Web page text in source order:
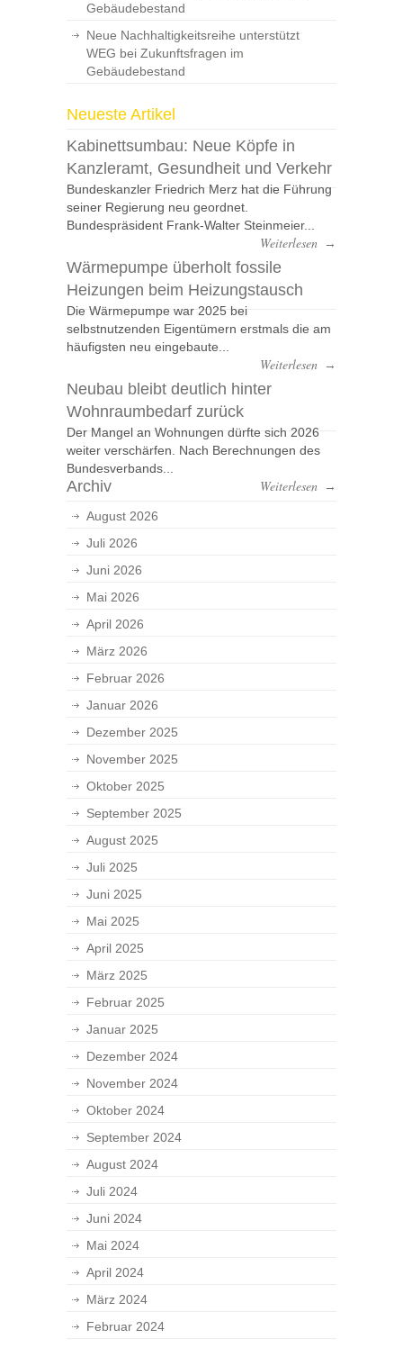
Gebäudebestand
Neue Nachhaltigkeitsreihe unterstützt
WEG bei Zukunftsfragen im
Gebäudebestand
Neueste Artikel
Kabinettsumbau: Neue Köpfe in
Kanzleramt, Gesundheit und Verkehr
Bundeskanzler Friedrich Merz hat die Führung
seiner Regierung neu geordnet.
Bundespräsident Frank-Walter Steinmeier...
Weiterlesen →
Wärmepumpe überholt fossile
Heizungen beim Heizungstausch
Die Wärmepumpe war 2025 bei
selbstnutzenden Eigentümern erstmals die am
häufigsten neu eingebaute...
Weiterlesen →
Neubau bleibt deutlich hinter
Wohnraumbedarf zurück
Der Mangel an Wohnungen dürfte sich 2026
weiter verschärfen. Nach Berechnungen des
Bundesverbands...
Weiterlesen →
Archiv
August 2026
Juli 2026
Juni 2026
Mai 2026
April 2026
März 2026
Februar 2026
Januar 2026
Dezember 2025
November 2025
Oktober 2025
September 2025
August 2025
Juli 2025
Juni 2025
Mai 2025
April 2025
März 2025
Februar 2025
Januar 2025
Dezember 2024
November 2024
Oktober 2024
September 2024
August 2024
Juli 2024
Juni 2024
Mai 2024
April 2024
März 2024
Februar 2024